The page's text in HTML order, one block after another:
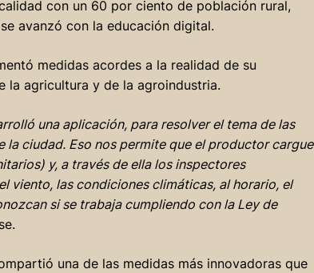
con un 60 por ciento de población rural,
avanzó con la educación digital.
medidas acordes a la realidad de su
la agricultura y de la agroindustria.
una aplicación, para resolver el tema de las
ciudad. Eso nos permite que el productor cargue
y, a través de ella los inspectores
viento, las condiciones climáticas, al horario, el
si se trabaja cumpliendo con la Ley de
una de las medidas más innovadoras que